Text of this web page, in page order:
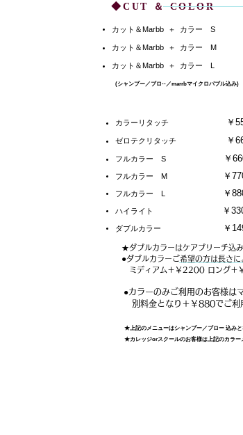
◆ CUT ＆ COLOR
カット＆Marbb ＋ カラー
カット＆Marbb ＋ カラー
カット＆Marbb ＋ カラー
(シャンプー／ブロ--／marrbマイクロバブル込み)
★ダブルカラーはケアブリーチ込み
●ダブルカラーご希望の方は長さに
ミディアム＋￥2200 ロング＋
カラーリタッチ ￥
​ゼロテクリタッチ ￥
フルカラー S ￥
フルカラー M ￥
フルカラー L ￥
ハイライト ￥
ダブルカラー ￥
●カラーのみご利用のお客様は
別料金となり＋￥880でご利
★上記のメニューはシャンプー／ブロー 込みと
★カレッジorスクールのお客様は上記のカラー